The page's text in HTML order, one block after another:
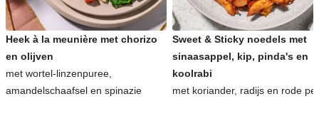
Heek à la meunière met chorizo
en olijven
met wortel-linzenpuree,
amandelschaafsel en spinazie
Sweet & Sticky noedels met
sinaasappel, kip, pinda's en
koolrabi
met koriander, radijs en rode